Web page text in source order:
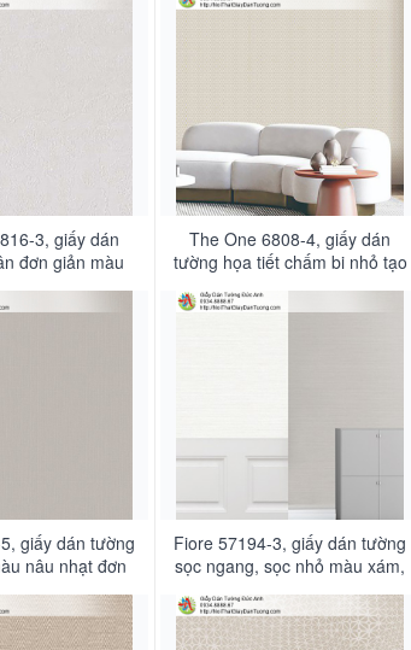
3, giấy dán
đơn giản màu
nâu nhạt hiện
đại
The One 6808-4, giấy dán
tường họa tiết chấm bi nhỏ tạo
các hình tròn nhỏ màu xám,
màu nâu nhạt
giấy dán tường
nâu nhạt đơn
Fiore 57194-3, giấy dán tường
sọc ngang, sọc nhỏ màu xám,